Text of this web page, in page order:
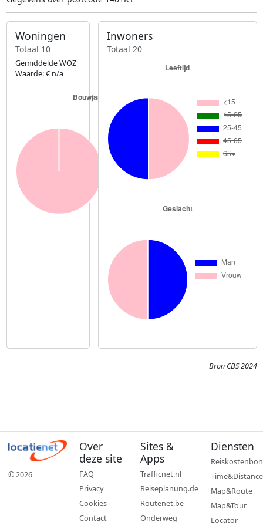
Woningen
Totaal 10
Gemiddelde WOZ
Waarde: € n/a
Inwoners
Totaal 20
Bron CBS 2024
© 2026
Over
deze site
FAQ
Privacy
Cookies
Contact
Sites &
Apps
Trafficnet.nl
Reiseplanung.de
Routenet.be
Onderweg
Diensten
Reiskostenbon
Time&Distance
Map&Route
Map&Tour
Locator